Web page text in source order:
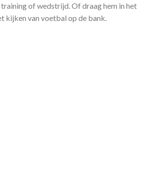
of wedstrijd. Of draag hem in het
kijken van voetbal op de bank.